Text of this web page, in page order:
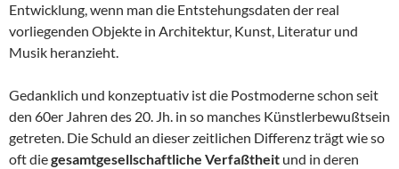
Entwicklung, wenn man die Entstehungsdaten der real
vorliegenden Objekte in Architektur, Kunst, Literatur und
Musik heranzieht.
Gedanklich und konzeptuativ ist die Postmoderne schon seit
den 60er Jahren des 20. Jh. in so manches Künstlerbewußtsein
getreten. Die Schuld an dieser zeitlichen Differenz trägt wie so
oft diegesamtgesellschaftliche Verfaßtheit und in deren